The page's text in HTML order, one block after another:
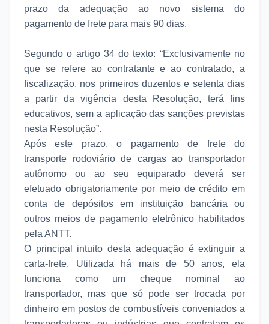
prazo da adequação ao novo sistema do
pagamento de frete para mais 90 dias.
Segundo o artigo 34 do texto: “Exclusivamente no
que se refere ao contratante e ao contratado, a
fiscalização, nos primeiros duzentos e setenta dias
a partir da vigência desta Resolução, terá fins
educativos, sem a aplicação das sanções previstas
nesta Resolução”.
Após este prazo, o pagamento de frete do
transporte rodoviário de cargas ao transportador
autônomo ou ao seu equiparado deverá ser
efetuado obrigatoriamente por meio de crédito em
conta de depósitos em instituição bancária ou
outros meios de pagamento eletrônico habilitados
pela ANTT.
O principal intuito desta adequação é extinguir a
carta-frete. Utilizada há mais de 50 anos, ela
funciona como um cheque nominal ao
transportador, mas que só pode ser trocada por
dinheiro em postos de combustíveis conveniados a